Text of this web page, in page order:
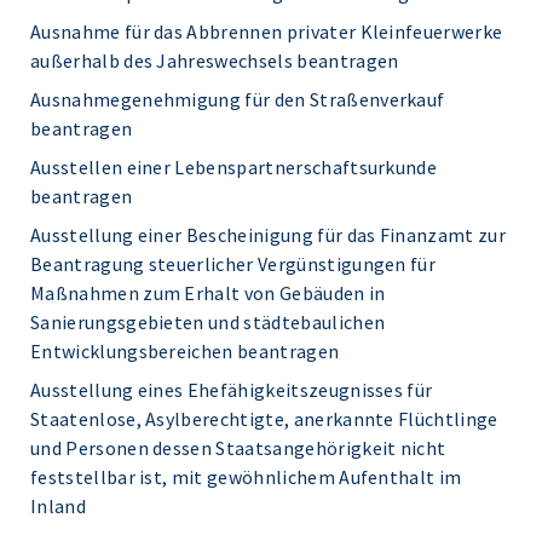
Ausnahme für das Abbrennen privater Kleinfeuerwerke
außerhalb des Jahreswechsels beantragen
Ausnahmegenehmigung für den Straßenverkauf
beantragen
Ausstellen einer Lebenspartnerschaftsurkunde
beantragen
Ausstellung einer Bescheinigung für das Finanzamt zur
Beantragung steuerlicher Vergünstigungen für
Maßnahmen zum Erhalt von Gebäuden in
Sanierungsgebieten und städtebaulichen
Entwicklungsbereichen beantragen
Ausstellung eines Ehefähigkeitszeugnisses für
Staatenlose, Asylberechtigte, anerkannte Flüchtlinge
und Personen dessen Staatsangehörigkeit nicht
feststellbar ist, mit gewöhnlichem Aufenthalt im
Inland